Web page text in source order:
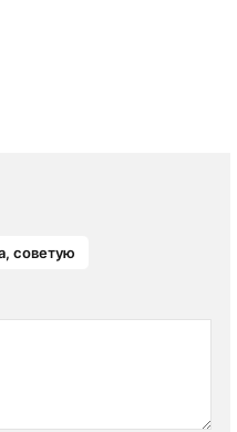
советую